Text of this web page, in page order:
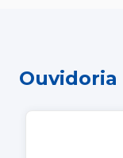
Ouvidoria